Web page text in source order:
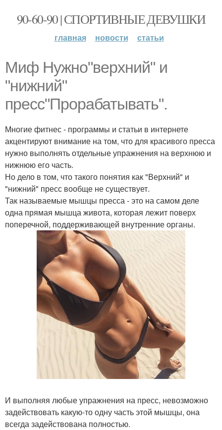
90-60-90 | СПОРТИВНЫЕ ДЕВУШКИ
главная новости статьи
Миф Нужно"верхний" и
"нижний"
пресс"Прорабатывать".
Многие фитнес - программы и статьи в интернете
акцентируют внимание на том, что для красивого пресса
нужно выполнять отдельные упражнения на верхнюю и
нижнюю его часть.
Но дело в том, что такого понятия как "Верхний" и
"нижний" пресс вообще не существует.
Так называемые мышцы пресса - это на самом деле
одна прямая мышца живота, которая лежит поверх
поперечной, поддерживающей внутренние органы.
И выполняя любые упражнения на пресс, невозможно
задействовать какую-то одну часть этой мышцы, она
всегда задействована полностью.